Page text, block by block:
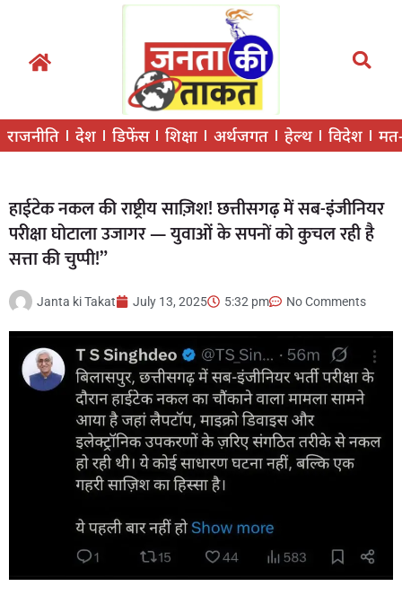
राजनीति देश डिफेंस शिक्षा अर्थजगत हेल्थ विदेश
हाईटेक नकल की राष्ट्रीय साज़िश! छत्तीसगढ़ में सब-इंजीनियर
परीक्षा घोटाला उजागर — युवाओं के सपनों को कुचल रही है
सत्ता की चुप्पी!”
Janta ki Takat July 13, 2025 5:32 pm No Comments